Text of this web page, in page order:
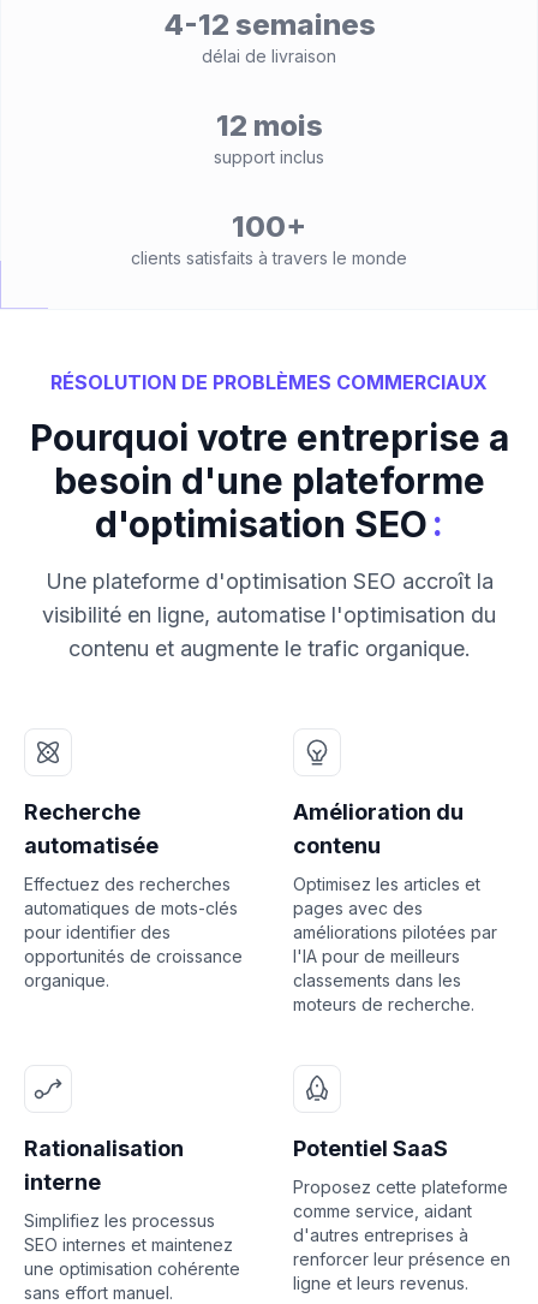
4-12 semaines
délai de livraison
12 mois
support inclus
100+
clients satisfaits à travers le monde
RÉSOLUTION DE PROBLÈMES COMMERCIAUX
Pourquoi votre entreprise a
besoin d'une plateforme
d'optimisation SEO:
Une plateforme d'optimisation SEO accroît la
visibilité en ligne, automatise l'optimisation du
contenu et augmente le trafic organique.
Recherche
automatisée
Effectuez des recherches
automatiques de mots-clés
pour identifier des
opportunités de croissance
organique.
Amélioration du
contenu
Optimisez les articles et
pages avec des
améliorations pilotées par
l'IA pour de meilleurs
classements dans les
moteurs de recherche.
Rationalisation
interne
Simplifiez les processus
SEO internes et maintenez
une optimisation cohérente
sans effort manuel.
Potentiel SaaS
Proposez cette plateforme
comme service, aidant
d'autres entreprises à
renforcer leur présence en
ligne et leurs revenus.